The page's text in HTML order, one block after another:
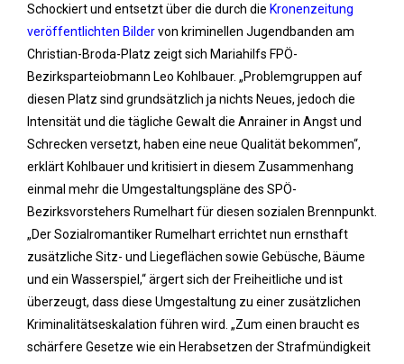
Schockiert und entsetzt über die durch die Kronenzeitung
veröffentlichten Bildervon kriminellen Jugendbanden am
Christian-Broda-Platz zeigt sich Mariahilfs FPÖ-
Bezirksparteiobmann Leo Kohlbauer. „Problemgruppen auf
diesen Platz sind grundsätzlich ja nichts Neues, jedoch die
Intensität und die tägliche Gewalt die Anrainer in Angst und
Schrecken versetzt, haben eine neue Qualität bekommen“,
erklärt Kohlbauer und kritisiert in diesem Zusammenhang
einmal mehr die Umgestaltungspläne des SPÖ-
Bezirksvorstehers Rumelhart für diesen sozialen Brennpunkt.
„Der Sozialromantiker Rumelhart errichtet nun ernsthaft
zusätzliche Sitz- und Liegeflächen sowie Gebüsche, Bäume
und ein Wasserspiel,“ ärgert sich der Freiheitliche und ist
überzeugt, dass diese Umgestaltung zu einer zusätzlichen
Kriminalitätseskalation führen wird. „Zum einen braucht es
schärfere Gesetze wie ein Herabsetzen der Strafmündigkeit